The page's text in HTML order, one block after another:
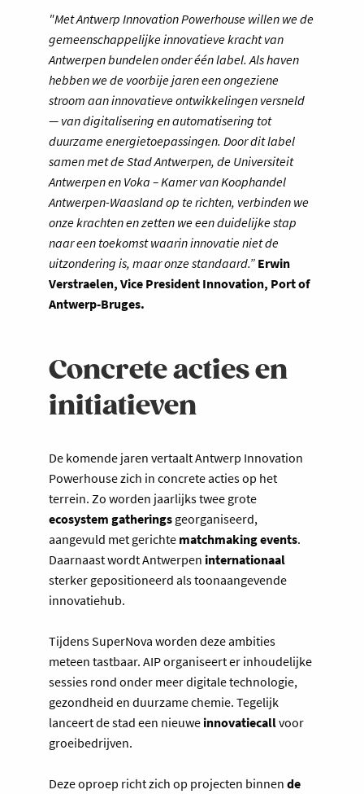
"Met Antwerp Innovation Powerhouse willen we de
gemeenschappelijke innovatieve kracht van
Antwerpen bundelen onder één label. Als haven
hebben we de voorbije jaren een ongeziene
stroom aan innovatieve ontwikkelingen versneld
— van digitalisering en automatisering tot
duurzame energietoepassingen. Door dit label
samen met de Stad Antwerpen, de Universiteit
Antwerpen en Voka – Kamer van Koophandel
Antwerpen-Waasland op te richten, verbinden we
onze krachten en zetten we een duidelijke stap
naar een toekomst waarin innovatie niet de
uitzondering is, maar onze standaard.” Erwin
Verstraelen, Vice President Innovation, Port of
Antwerp-Bruges.
Concrete acties en
initiatieven
De komende jaren vertaalt Antwerp Innovation
Powerhouse zich in concrete acties op het
terrein. Zo worden jaarlijks twee grote
ecosystem gatherings georganiseerd,
aangevuld met gerichte matchmaking events.
Daarnaast wordt Antwerpen internationaal
sterker gepositioneerd als toonaangevende
innovatiehub.
Tijdens SuperNova worden deze ambities
meteen tastbaar. AIP organiseert er inhoudelijke
sessies rond onder meer digitale technologie,
gezondheid en duurzame chemie. Tegelijk
lanceert de stad een nieuwe innovatiecallvoor
groeibedrijven.
Deze oproep richt zich op projecten binnen de